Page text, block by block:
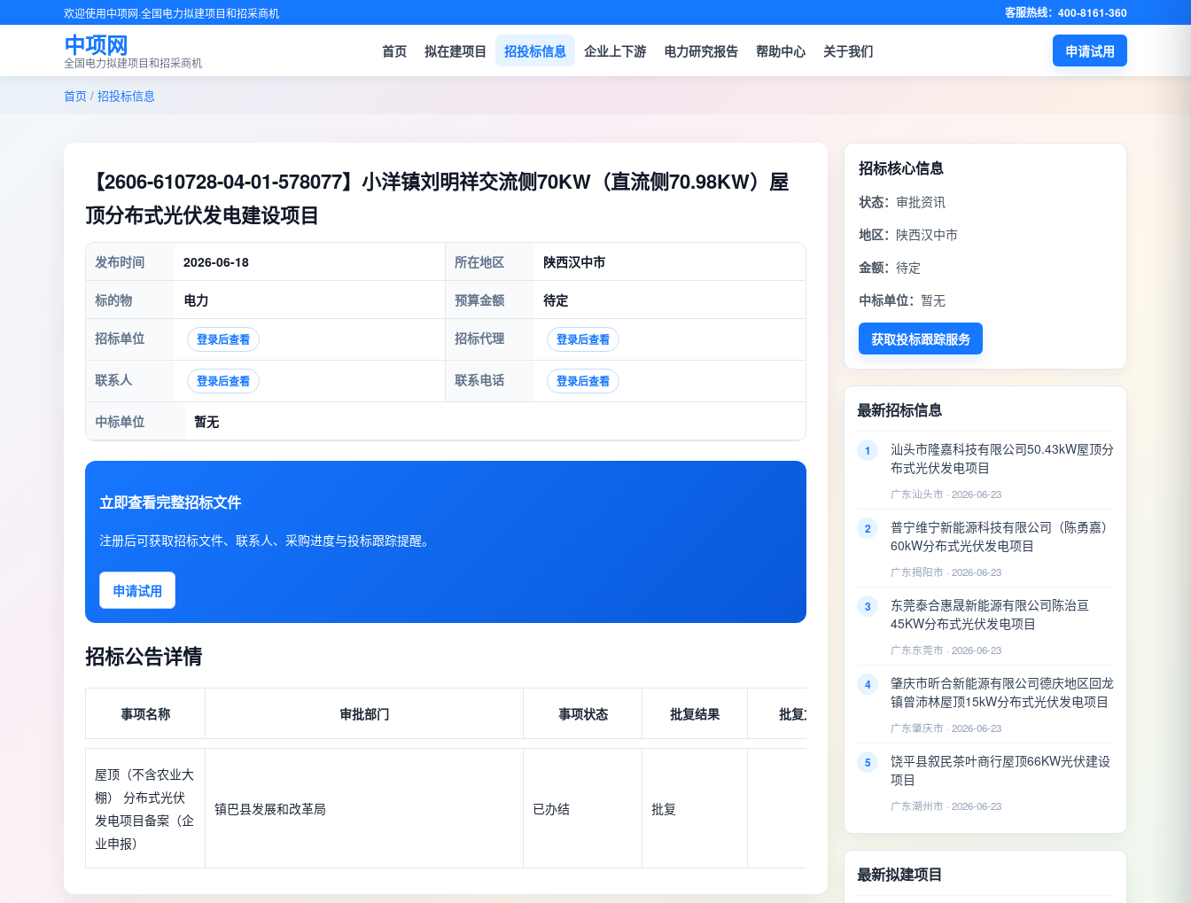
欢迎使用中项网·全国电力拟建项目和招采商机 客服热线：400-8161-360
中项网
全国电力拟建项目和招采商机
首页 拟在建项目 招投标信息 企业上下游 电力研究报告 帮助中心 关于我们 申请试用
首页 / 招投标信息
【2606-610728-04-01-578077】小洋镇刘明祥交流侧70KW（直流侧70.98KW）屋
顶分布式光伏发电建设项目
发布时间 2026-06-18 所在地区 陕西汉中市
标的物 电力 预算金额 待定
招标单位 登录后查看 招标代理 登录后查看
联系人 登录后查看 联系电话 登录后查看
中标单位 暂无
立即查看完整招标文件
注册后可获取招标文件、联系人、采购进度与投标跟踪提醒。
申请试用
招标公告详情
事项名称 审批部门 事项状态 批复结果 批复文号 办理日期
屋顶（不含农业大
棚） 分布式光伏
发电项目备案（企
业申报）
镇巴县发展和改革局 已办结 批复 2026-06-18
招标核心信息
状态： 审批资讯
地区： 陕西汉中市
金额： 待定
中标单位： 暂无
获取投标跟踪服务
最新招标信息
1
汕头市隆嘉科技有限公司50.43kW屋顶分
布式光伏发电项目
广东汕头市 · 2026-06-23
2
普宁维宁新能源科技有限公司（陈勇嘉）
60kW分布式光伏发电项目
广东揭阳市 · 2026-06-23
3
东莞泰合惠晟新能源有限公司陈治亘
45KW分布式光伏发电项目
广东东莞市 · 2026-06-23
4
肇庆市昕合新能源有限公司德庆地区回龙
镇曾沛林屋顶15kW分布式光伏发电项目
广东肇庆市 · 2026-06-23
5
饶平县叙民茶叶商行屋顶66KW光伏建设
项目
广东潮州市 · 2026-06-23
最新拟建项目